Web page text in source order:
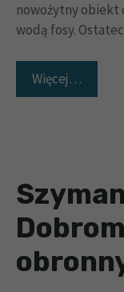
nowożytny obiekt
wodą fosy.
Więcej…